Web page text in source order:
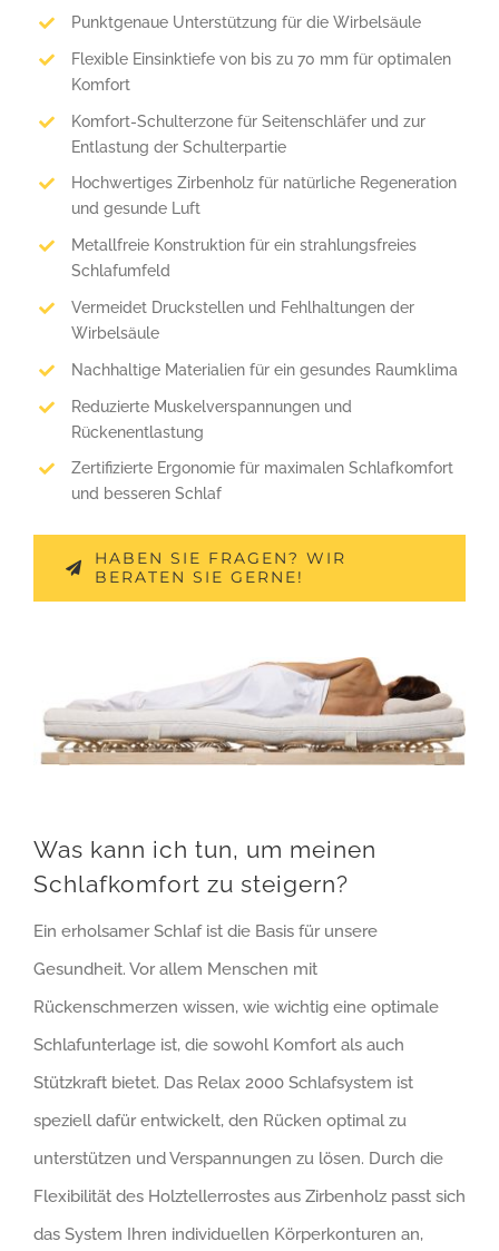
Punktgenaue Unterstützung für die Wirbelsäule
Flexible Einsinktiefe von bis zu 70 mm für optimalen
Komfort
Komfort-Schulterzone für Seitenschläfer und zur
Entlastung der Schulterpartie
Hochwertiges Zirbenholz für natürliche Regeneration
und gesunde Luft
Metallfreie Konstruktion für ein strahlungsfreies
Schlafumfeld
Vermeidet Druckstellen und Fehlhaltungen der
Wirbelsäule
Nachhaltige Materialien für ein gesundes Raumklima
Reduzierte Muskelverspannungen und
Rückenentlastung
Zertifizierte Ergonomie für maximalen Schlafkomfort
und besseren Schlaf
HABEN SIE FRAGEN? WIR
BERATEN SIE GERNE!
Was kann ich tun, um meinen
Schlafkomfort zu steigern?
Ein erholsamer Schlaf ist die Basis für unsere
Gesundheit. Vor allem Menschen mit
Rückenschmerzen wissen, wie wichtig eine optimale
Schlafunterlage ist, die sowohl Komfort als auch
Stützkraft bietet. Das Relax 2000 Schlafsystem ist
speziell dafür entwickelt, den Rücken optimal zu
unterstützen und Verspannungen zu lösen. Durch die
Flexibilität des Holztellerrostes aus Zirbenholz passt sich
das System Ihren individuellen Körperkonturen an,